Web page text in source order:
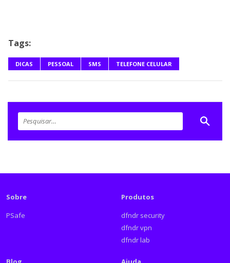
Tags:
DICAS PESSOAL SMS TELEFONE CELULAR
Sobre
PSafe
Produtos
dfndr security
dfndr vpn
dfndr lab